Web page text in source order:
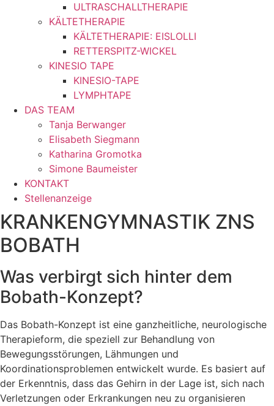
ULTRASCHALLTHERAPIE
KÄLTETHERAPIE
KÄLTETHERAPIE: EISLOLLI
RETTERSPITZ-WICKEL
KINESIO TAPE
KINESIO-TAPE
LYMPHTAPE
DAS TEAM
Tanja Berwanger
Elisabeth Siegmann
Katharina Gromotka
Simone Baumeister
KONTAKT
Stellenanzeige
KRANKENGYMNASTIK ZNS
BOBATH
Was verbirgt sich hinter dem
Bobath-Konzept?
Das Bobath-Konzept ist eine ganzheitliche, neurologische
Therapieform, die speziell zur Behandlung von
Bewegungsstörungen, Lähmungen und
Koordinationsproblemen entwickelt wurde. Es basiert auf
der Erkenntnis, dass das Gehirn in der Lage ist, sich nach
Verletzungen oder Erkrankungen neu zu organisieren